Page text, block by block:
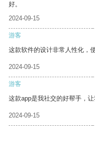
好。
2024-09-15
游客
这款软件的设计非常人性化，
2024-09-15
游客
这款app是我社交的好帮手，
2024-09-15